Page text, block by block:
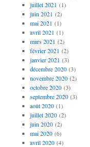
juillet 2021 (1)
juin 2021 (2)
mai 2021 (1)
avril 2021 (1)
mars 2021 (2)
février 2021 (2)
janvier 2021 (3)
décembre 2020(3)
novembre 2020(2)
octobre 2020(3)
septembre 2020(3)
août 2020(1)
juillet 2020(2)
juin 2020(2)
mai 2020(6)
avril 2020(4)